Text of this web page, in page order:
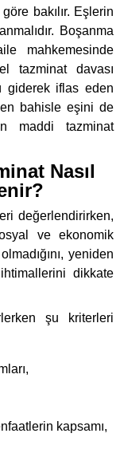
bakılır. Eşlerin
Boşanma
mahkemesinde
tazminat davası
giderek iflas eden
bahisle eşini de
maddi tazminat
Nasıl
değerlendirirken,
ve ekonomik
yeniden
dikkate
şu kriterleri
kapsamı,